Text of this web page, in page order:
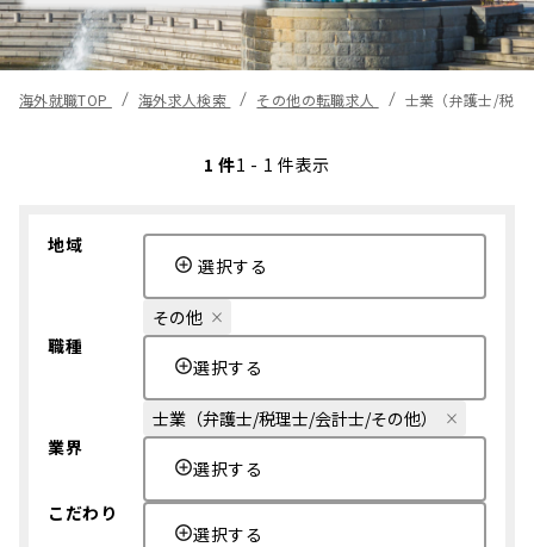
海外就職TOP 海外求人検索 その他の転職求人 士業（弁護士/税
1 件1 - 1 件表示
地域
選択する
その他
職種
選択する
士業（弁護士/税理士/会計士/その他）
業界
選択する
こだわり
選択する